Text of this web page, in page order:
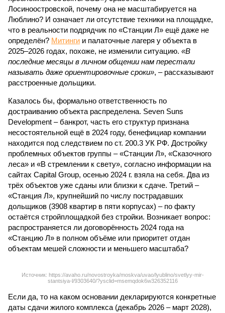
Лосиноостровской, почему она не масштабируется на
Люблино? И означает ли отсутствие техники на площадке,
что в реальности подрядчик по «Станции Л» ещё даже не
определён? Митинги и палаточные лагеря у объекта в
2025–2026 годах, похоже, не изменили ситуацию. «В
последние месяцы в личном общении нам перестали
называть даже ориентировочные сроки», – рассказывают
расстроенные дольщики.
Казалось бы, формально ответственность по
достраиванию объекта распределена. Seven Suns
Development – банкрот, часть его структур признана
несостоятельной ещё в 2024 году, бенефициар компании
находится под следствием по ст. 200.3 УК РФ. Достройку
проблемных объектов группы – «Станции Л», «Сказочного
леса» и «В стремлении к свету», согласно информации на
сайтах Capital Group, осенью 2024 г. взяла на себя. Два из
трёх объектов уже сданы или близки к сдаче. Третий –
«Станция Л», крупнейший по числу пострадавших
дольщиков (3908 квартир в пяти корпусах) – по факту
остаётся стройплощадкой без стройки. Возникает вопрос:
распространяется ли договорённость 2024 года на
«Станцию Л» в полном объёме или приоритет отдан
объектам мешей сложности и меньшего масштаба?
Источник: https://avaho.ru/novostroyka/moskva/uvao/lyublino/svetlyy-mir-
stantsiya-l/9303640/?ysclid=msemqdok6w326352116
Если да, то на каком основании декларируются конкретные
даты сдачи жилого комплекса (декабрь 2026 – март 2028),